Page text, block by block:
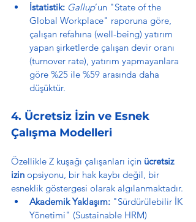
İstatistik: Gallup’un "State of the
Global Workplace" raporuna göre,
çalışan refahına (well-being) yatırım
yapan şirketlerde çalışan devir oranı
(turnover rate), yatırım yapmayanlara
göre %25 ile %59 arasında daha
düşüktür.
4. Ücretsiz İzin ve Esnek
Çalışma Modelleri
Özellikle Z kuşağı çalışanları için ücretsiz
izin opsiyonu, bir hak kaybı değil, bir
esneklik göstergesi olarak algılanmaktadır.
Akademik Yaklaşım: "Sürdürülebilir İK
Yönetimi" (Sustainable HRM)